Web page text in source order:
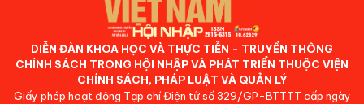
DIỄN ĐÀN KHOA HỌC VÀ THỰC TIỄN - TRUYỀN THÔNG
CHÍNH SÁCH TRONG HỘI NHẬP VÀ PHÁT TRIỂN THUỘC VIỆN
CHÍNH SÁCH, PHÁP LUẬT VÀ QUẢN LÝ
Giấy phép hoạt động Tạp chí Điện tử số 329/GP-BTTTT cấp ngày